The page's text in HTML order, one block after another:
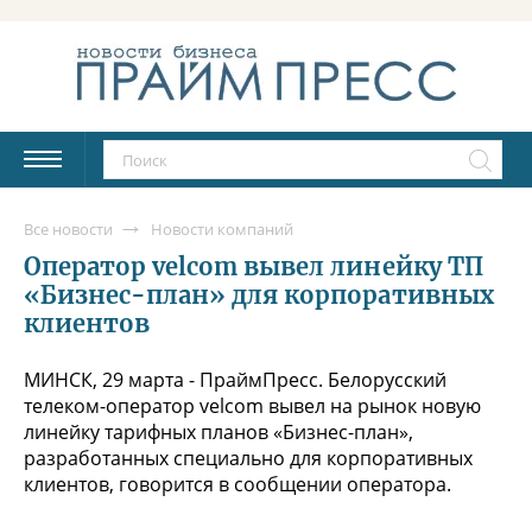
Все новости Новости компаний
Оператор velcom вывел линейку ТП
«Бизнес-план» для корпоративных
клиентов
МИНСК, 29 марта - ПраймПресс. Белорусский
телеком-оператор velcom вывел на рынок новую
линейку тарифных планов «Бизнес-план»,
разработанных специально для корпоративных
клиентов, говорится в сообщении оператора.